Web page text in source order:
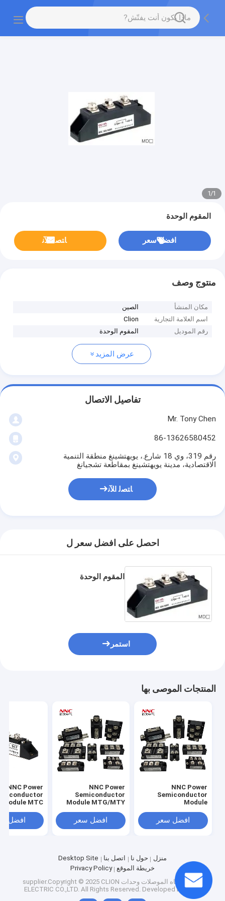
1
/
1
المقوم الوحدة
افضل سعر ﺎﺘﺼﻟ ﺍﻶﻧ
منتوج وصف
مكان المنشأ
الصين
اسم العلامة التجارية
Clion
رقم الموديل
المقوم الوحدة
عرض المزيد
تفاصيل الاتصال
Mr. Tony Chen
86-13626580452
رقم 319، وي 18 شارع.، يويهتشينغ منطقة التنمية
الاقتصادية، مدينة يويهتشينغ بمقاطعة تشجيانغ
ﺎﺘﺼﻟ ﺍﻶﻧ
احصل على افضل سعر ل
المقوم الوحدة
استمر
المنتجات الموصى بها
NNC Power
Semiconductor
Module
افضل سعر
NNC Power
Semiconductor
Module MTG/MTY
افضل سعر
NNC Power
Module MTC
افضل
منزل حول نا اتصل بنا
Desktop Site
خريطة الموقع
Privacy Policy
China أشباه الموصلات وحدات
supplier.Copyright © 2025 CLION
ELECTRIC CO.,LTD. All Rights Reserved. Developed byECER